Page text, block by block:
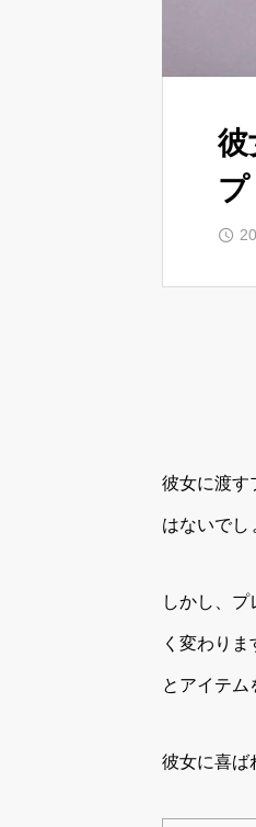
彼
プ
彼女に渡す
はないでし
しかし、
く変わり
とアイテム
彼女に喜ば